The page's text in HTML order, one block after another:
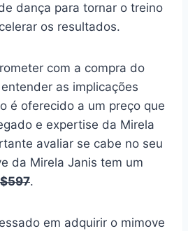
dança para tornar o treino
os resultados.
com a compra do
as implicações
é oferecido a um preço que
e expertise da Mirela
avaliar se cabe no seu
da Mirela Janis tem um
.
em adquirir o mimove